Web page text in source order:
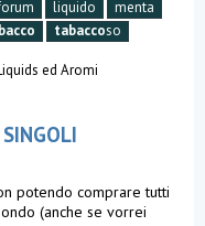
liquido
menta
tabaccoso
ed Aromi
potendo comprare tutti
(anche se vorrei